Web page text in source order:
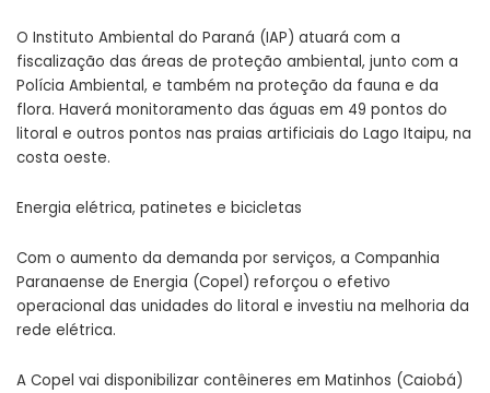
O Instituto Ambiental do Paraná (IAP) atuará com a
fiscalização das áreas de proteção ambiental, junto com a
Polícia Ambiental, e também na proteção da fauna e da
flora. Haverá monitoramento das águas em 49 pontos do
litoral e outros pontos nas praias artificiais do Lago Itaipu, na
costa oeste.
Energia elétrica, patinetes e bicicletas
Com o aumento da demanda por serviços, a Companhia
Paranaense de Energia (Copel) reforçou o efetivo
operacional das unidades do litoral e investiu na melhoria da
rede elétrica.
A Copel vai disponibilizar contêineres em Matinhos (Caiobá)